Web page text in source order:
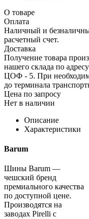
О товаре
Оплата
Наличный и
расчетный счет.
Доставка
Получение товара
нашего склада по
ЦОФ - 5. При
до терминала
Цена по запросу
Нет в наличии
Описание
Характеристики
Barum
Шины Barum —
чешский бренд
премиального качества
по доступной цене.
Производятся на
заводах Pirelli с